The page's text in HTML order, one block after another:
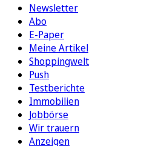
Newsletter
Abo
E-Paper
Meine Artikel
Shoppingwelt
Push
Testberichte
Immobilien
Jobbörse
Wir trauern
Anzeigen